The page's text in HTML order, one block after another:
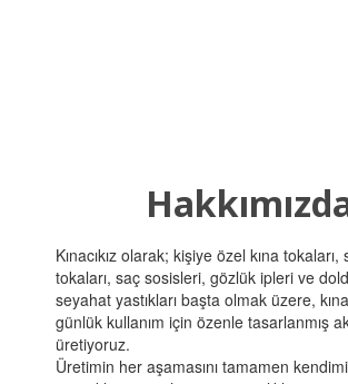
Kınacıkız olarak; kişiye özel kına tokaları,
tokaları, saç sosisleri, gözlük ipleri ve
seyahat yastıkları başta olmak üzere,
günlük kullanım için özenle tasarlanmış
üretiyoruz.
Üretimin her aşamasını tamamen